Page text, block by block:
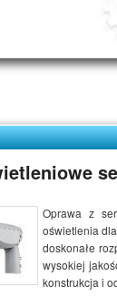
Oprawa z
oświetlenia
doskonałe
wysokiej
konstrukcja i